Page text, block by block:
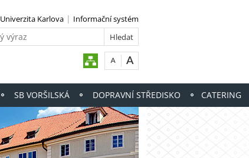
Univerzita Karlova Informační systém
SB VORŠILSKÁ DOPRAVNÍ STŘEDISKO CATERING